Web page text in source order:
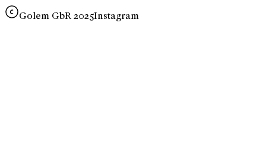
Golem GbR 2025Instagram